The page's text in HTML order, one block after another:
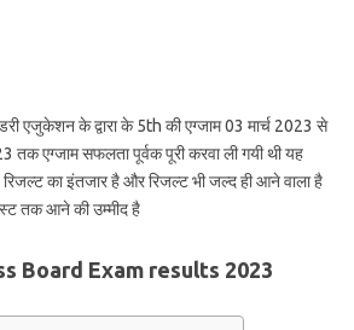
एजुकेशन के द्वारा के 5th की एग्जाम 03 मार्च 2023 से
तक एग्जाम सफलता पूर्वक पूरी करवा ली गयी थी यह
का इंतजार है और रिजल्ट भी जल्द ही आने वाला है
तक आने की उम्मीद है
Board Exam results 2023